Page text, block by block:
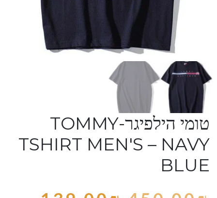
טומי הילפיגר-TOMMY
TSHIRT MEN'S – NAVY
BLUE